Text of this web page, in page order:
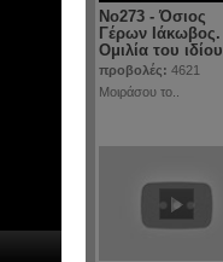
Νο273 - Όσιος
Γέρων Ιάκωβος.
Ομιλία του ιδίου
προβολές: 4621
Μοιράσου το..